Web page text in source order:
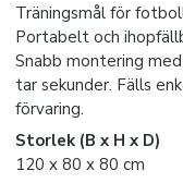
Bollförvaring
Taktiktavlor
SISU TANDSKYDD
PRO MATCH
Träningsmål för
Portabelt och
Snabb montering
tar sekunder. Fälls
förvaring.
Storlek (B x H x D)
120 x 80 x 80 cm